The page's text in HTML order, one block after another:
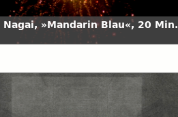
Nagai, »Mandarin Blau«, 20 Min.